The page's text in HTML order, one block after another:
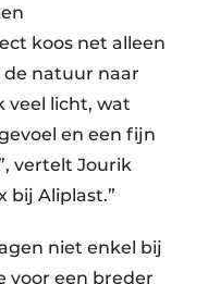
koos net alleen
natuur naar
veel licht, wat
en een fijn
vertelt Jourik
bij Aliplast.”
niet enkel bij
voor een breder